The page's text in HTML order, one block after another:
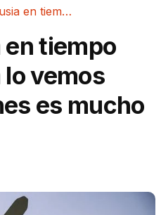
Así ve Ucrania a Rusia en tiempo real con...
en tiempo
vemos
es mucho